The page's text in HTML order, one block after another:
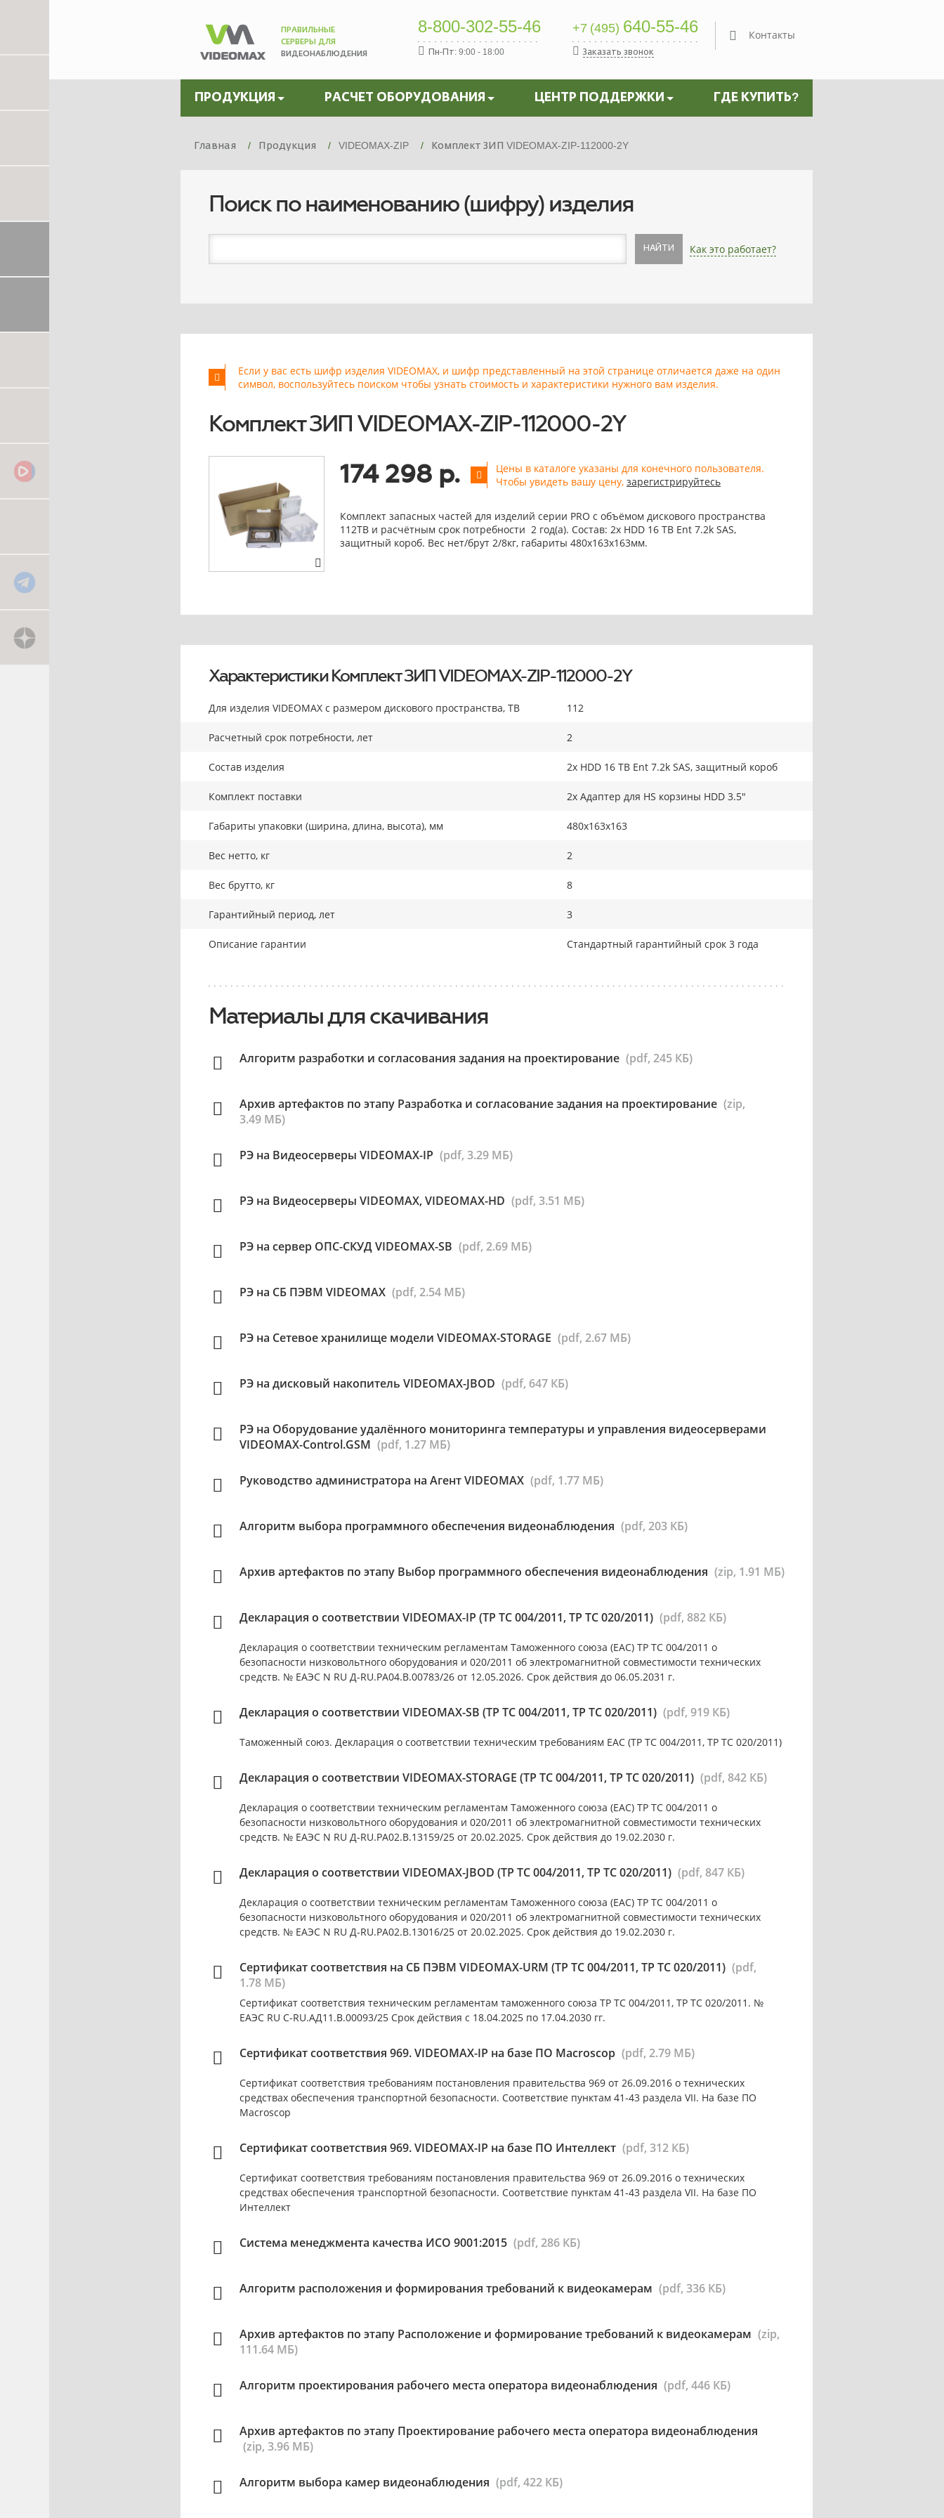
ПРАВИЛЬНЫЕ
СЕРВЕРЫ ДЛЯ
ВИДЕОНАБЛЮДЕНИЯ
8-800-302-55-46
Пн-Пт: 9:00 - 18:00
+7 (495) 640-55-46
Заказать звонок
Контакты
ПРОДУКЦИЯ РАСЧЕТ ОБОРУДОВАНИЯ ЦЕНТР ПОДДЕРЖКИ ГДЕ КУПИТЬ?
Главная Продукция VIDEOMAX-ZIP Комплект ЗИП VIDEOMAX-ZIP-112000-2Y
Поиск по наименованию (шифру) изделия
НАЙТИ Как это работает?
Если у вас есть шифр изделия VIDEOMAX, и шифр представленный на этой странице отличается даже на один
символ, воспользуйтесь поиском чтобы узнать стоимость и характеристики нужного вам изделия.
Комплект ЗИП VIDEOMAX-ZIP-112000-2Y
174 298 р.
Цены в каталоге указаны для конечного пользователя.
Чтобы увидеть вашу цену, зарегистрируйтесь
Комплект запасных частей для изделий серии PRO с объёмом дискового пространства
112TB и расчётным срок потребности 2 год(а). Состав: 2x HDD 16 TB Ent 7.2k SAS,
защитный короб. Вес нет/брут 2/8кг, габариты 480х163х163мм.
Характеристики Комплект ЗИП VIDEOMAX-ZIP-112000-2Y
Для изделия VIDEOMAX с размером дискового пространства, TB 112
Расчетный срок потребности, лет 2
Состав изделия 2x HDD 16 TB Ent 7.2k SAS, защитный короб
Комплект поставки 2x Адаптер для HS корзины HDD 3.5"
Габариты упаковки (ширина, длина, высота), мм 480х163х163
Вес нетто, кг 2
Вес брутто, кг 8
Гарантийный период, лет 3
Описание гарантии Стандартный гарантийный срок 3 года
Материалы для скачивания
Алгоритм разработки и согласования задания на проектирование (pdf, 245 КБ)
Архив артефактов по этапу Разработка и согласование задания на проектирование (zip,
3.49 МБ)
РЭ на Видеосерверы VIDEOMAX-IP (pdf, 3.29 МБ)
РЭ на Видеосерверы VIDEOMAX, VIDEOMAX-HD (pdf, 3.51 МБ)
РЭ на сервер ОПС-СКУД VIDEOMAX-SB (pdf, 2.69 МБ)
РЭ на СБ ПЭВМ VIDEOMAX (pdf, 2.54 МБ)
РЭ на Сетевое хранилище модели VIDEOMAX-STORAGE (pdf, 2.67 МБ)
РЭ на дисковый накопитель VIDEOMAX-JBOD (pdf, 647 КБ)
РЭ на Оборудование удалённого мониторинга температуры и управления видеосерверами
VIDEOMAX-Control.GSM (pdf, 1.27 МБ)
Руководство администратора на Агент VIDEOMAX (pdf, 1.77 МБ)
Алгоритм выбора программного обеспечения видеонаблюдения (pdf, 203 КБ)
Архив артефактов по этапу Выбор программного обеспечения видеонаблюдения (zip, 1.91 МБ)
Декларация о соответствии VIDEOMAX-IP (ТР ТС 004/2011, ТР ТС 020/2011) (pdf, 882 КБ)
Декларация о соответствии техническим регламентам Таможенного союза (ЕАС) ТР ТС 004/2011 о
безопасности низковольтного оборудования и 020/2011 об электромагнитной совместимости технических
средств. № ЕАЭС N RU Д-RU.РА04.В.00783/26 от 12.05.2026. Срок действия до 06.05.2031 г.
Декларация о соответствии VIDEOMAX-SB (ТР ТС 004/2011, ТР ТС 020/2011) (pdf, 919 КБ)
Таможенный союз. Декларация о соответствии техническим требованиям ЕАC (ТР ТС 004/2011, ТР ТС 020/2011)
Декларация о соответствии VIDEOMAX-STORAGE (ТР ТС 004/2011, ТР ТС 020/2011) (pdf, 842 КБ)
Декларация о соответствии техническим регламентам Таможенного союза (ЕАС) ТР ТС 004/2011 о
безопасности низковольтного оборудования и 020/2011 об электромагнитной совместимости технических
средств. № ЕАЭС N RU Д-RU.РА02.В.13159/25 от 20.02.2025. Срок действия до 19.02.2030 г.
Декларация о соответствии VIDEOMAX-JBOD (ТР ТС 004/2011, ТР ТС 020/2011) (pdf, 847 КБ)
Декларация о соответствии техническим регламентам Таможенного союза (ЕАС) ТР ТС 004/2011 о
безопасности низковольтного оборудования и 020/2011 об электромагнитной совместимости технических
средств. № ЕАЭС N RU Д-RU.РА02.В.13016/25 от 20.02.2025. Срок действия до 19.02.2030 г.
Сертификат соответствия на СБ ПЭВМ VIDEOMAX-URM (ТР ТС 004/2011, ТР ТС 020/2011) (pdf,
1.78 МБ)
Сертификат соответствия техническим регламентам таможенного союза ТР ТС 004/2011, ТР ТС 020/2011. №
ЕАЭС RU C-RU.АД11.В.00093/25 Срок действия с 18.04.2025 по 17.04.2030 гг.
Сертификат соответствия 969. VIDEOMAX-IP на базе ПО Macroscop (pdf, 2.79 МБ)
Сертификат соответствия требованиям постановления правительства 969 от 26.09.2016 о технических
средствах обеспечения транспортной безопасности. Соответствие пунктам 41-43 раздела VII. На базе ПО
Macroscop
Сертификат соответствия 969. VIDEOMAX-IP на базе ПО Интеллект (pdf, 312 КБ)
Сертификат соответствия требованиям постановления правительства 969 от 26.09.2016 о технических
средствах обеспечения транспортной безопасности. Соответствие пунктам 41-43 раздела VII. На базе ПО
Интеллект
Система менеджмента качества ИСО 9001:2015 (pdf, 286 КБ)
Алгоритм расположения и формирования требований к видеокамерам (pdf, 336 КБ)
Архив артефактов по этапу Расположение и формирование требований к видеокамерам (zip,
111.64 МБ)
Алгоритм проектирования рабочего места оператора видеонаблюдения (pdf, 446 КБ)
Архив артефактов по этапу Проектирование рабочего места оператора видеонаблюдения
(zip, 3.96 МБ)
Алгоритм выбора камер видеонаблюдения (pdf, 422 КБ)